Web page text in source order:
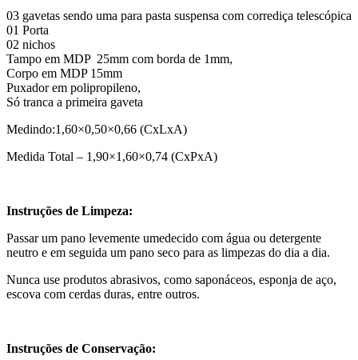
03 gavetas sendo uma para pasta suspensa com corrediça telescópica
01 Porta
02 nichos
Tampo em MDP 25mm com borda de 1mm,
Corpo em MDP 15mm
Puxador em polipropileno,
Só tranca a primeira gaveta
Medindo:1,60×0,50×0,66 (CxLxA)
Medida Total – 1,90×1,60×0,74 (CxPxA)
Instruções de Limpeza:
Passar um pano levemente umedecido com água ou detergente
neutro e em seguida um pano seco para as limpezas do dia a dia.
Nunca use produtos abrasivos, como saponáceos, esponja de aço,
escova com cerdas duras, entre outros.
Instruções de Conservação: